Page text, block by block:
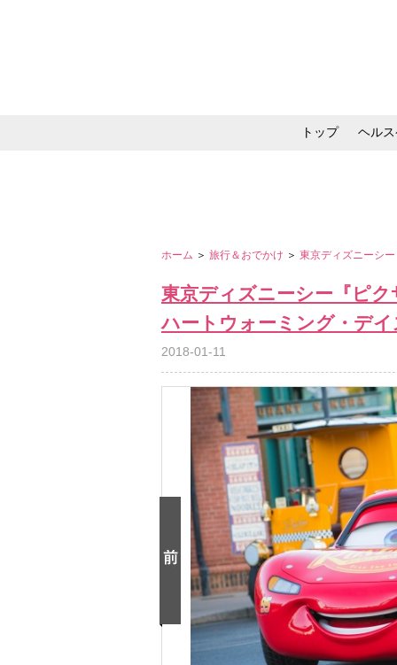
トップ ヘル
ホーム ＞ 旅行＆おでかけ ＞ 東京ディズニーシ
東京ディズニーシー『ピ
ハートウォーミング・デイ
2018-01-11